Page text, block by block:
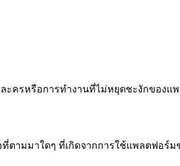
ะครหรือการทำงานที่ไม่หยุดชะงักของแ
ตามมาใดๆ ที่เกิดจากการใช้แพลตฟอร์ม